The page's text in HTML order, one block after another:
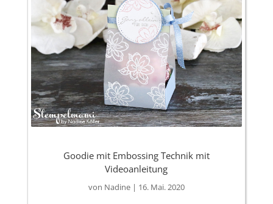
Goodie mit Embossing Technik mit
Videoanleitung
von Nadine| 16. Mai. 2020